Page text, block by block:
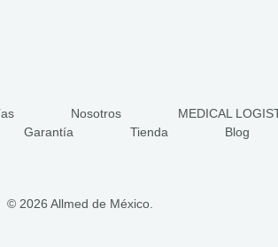
Nosotros
MEDICAL
Garantía Tienda Blog
© 2026 Allmed de México.